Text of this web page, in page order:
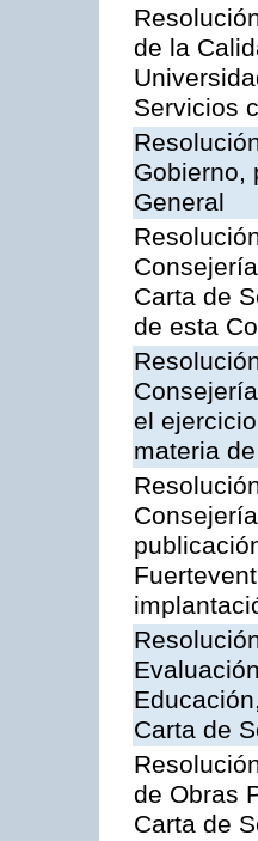
de la
Servicios
Gobierno,
General
Carta de
de esta
el
materia
Carta de
de Obras
Carta de